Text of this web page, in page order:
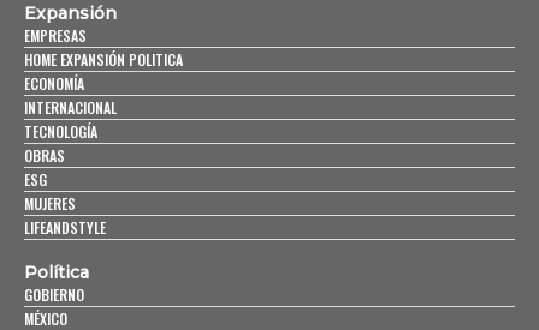
Expansión
EMPRESAS
HOME EXPANSIÓN POLITICA
ECONOMÍA
INTERNACIONAL
TECNOLOGÍA
OBRAS
ESG
MUJERES
LIFEANDSTYLE
Política
GOBIERNO
MÉXICO